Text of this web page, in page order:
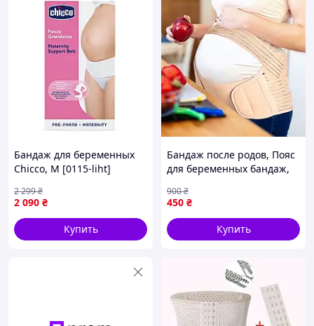
внимания.
Регулировка размера
Бандаж для беременных
Chicco, M [0115-liht]
2 090 ₴
2 299₴
Купить
Бандаж после родов, Пояс
для беременных бандаж,
послеродовой, Пояс для
беременных после родов,
QLL
450 ₴
900₴
Купить